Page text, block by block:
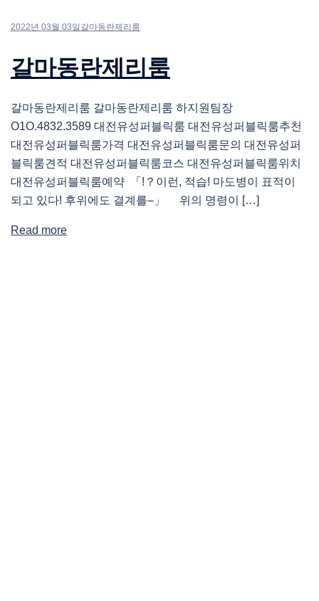
2022년 03월 03일 갈마동란제리룸
갈마동란제리룸
갈마동란제리룸 갈마동란제리룸 하지원팀장
O1O.4832.3589 대전유성퍼블릭룸 대전유성퍼블릭룸추천
대전유성퍼블릭룸가격 대전유성퍼블릭룸문의 대전유성퍼
블릭룸견적 대전유성퍼블릭룸코스 대전유성퍼블릭룸위치
대전유성퍼블릭룸예약 「!？이런, 적습! 마도병이 표적이
되고 있다! 후위에도 결계를–」 위의 명령이 […]
Read more